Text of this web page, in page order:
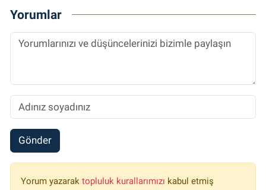
Yorumlar
Gönder
Yorum yazarak topluluk kurallarımızı kabul etmiş